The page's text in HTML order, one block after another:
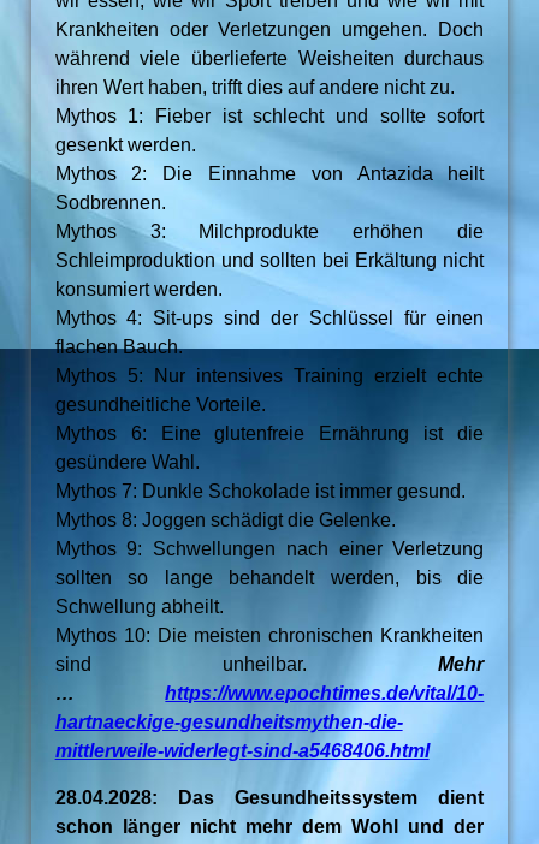
Krankheiten oder Verletzungen umgehen. Doch
während viele überlieferte Weisheiten durchaus
ihren Wert haben, trifft dies auf andere nicht zu.
Mythos 1: Fieber ist schlecht und sollte sofort
gesenkt werden.
Mythos 2: Die Einnahme von Antazida heilt
Sodbrennen.
Mythos 3: Milchprodukte erhöhen die
Schleimproduktion und sollten bei Erkältung nicht
konsumiert werden.
Mythos 4: Sit-ups sind der Schlüssel für einen
flachen Bauch.
Mythos 5: Nur intensives Training erzielt echte
gesundheitliche Vorteile.
Mythos 6: Eine glutenfreie Ernährung ist die
gesündere Wahl.
Mythos 7: Dunkle Schokolade ist immer gesund.
Mythos 8: Joggen schädigt die Gelenke.
Mythos 9: Schwellungen nach einer Verletzung
sollten so lange behandelt werden, bis die
Schwellung abheilt.
Mythos 10: Die meisten chronischen Krankheiten
sind unheilbar.
Mehr
…https://www.epochtimes.de/vital/10-
hartnaeckige-gesundheitsmythen-die-
mittlerweile-widerlegt-sind-a5468406.html
28.04.2028: Das Gesundheitssystem dient
schon länger nicht mehr dem Wohl und der